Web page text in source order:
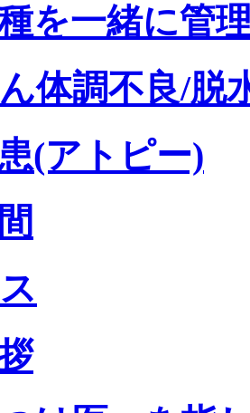
を一緒に管
体調不良/脱
(アトピー)